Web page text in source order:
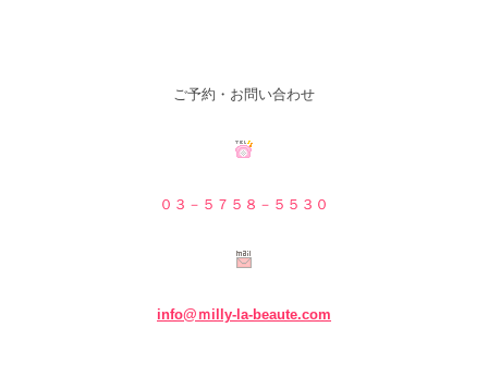
ご予約・お問い合わせ
０３－５７５８－５ ５３０
info@ｍilly-la-beaute.com